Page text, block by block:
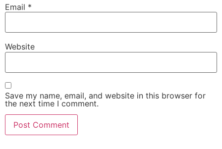
Email *
Website
Save my name, email, and website in this browser for
the next time I comment.